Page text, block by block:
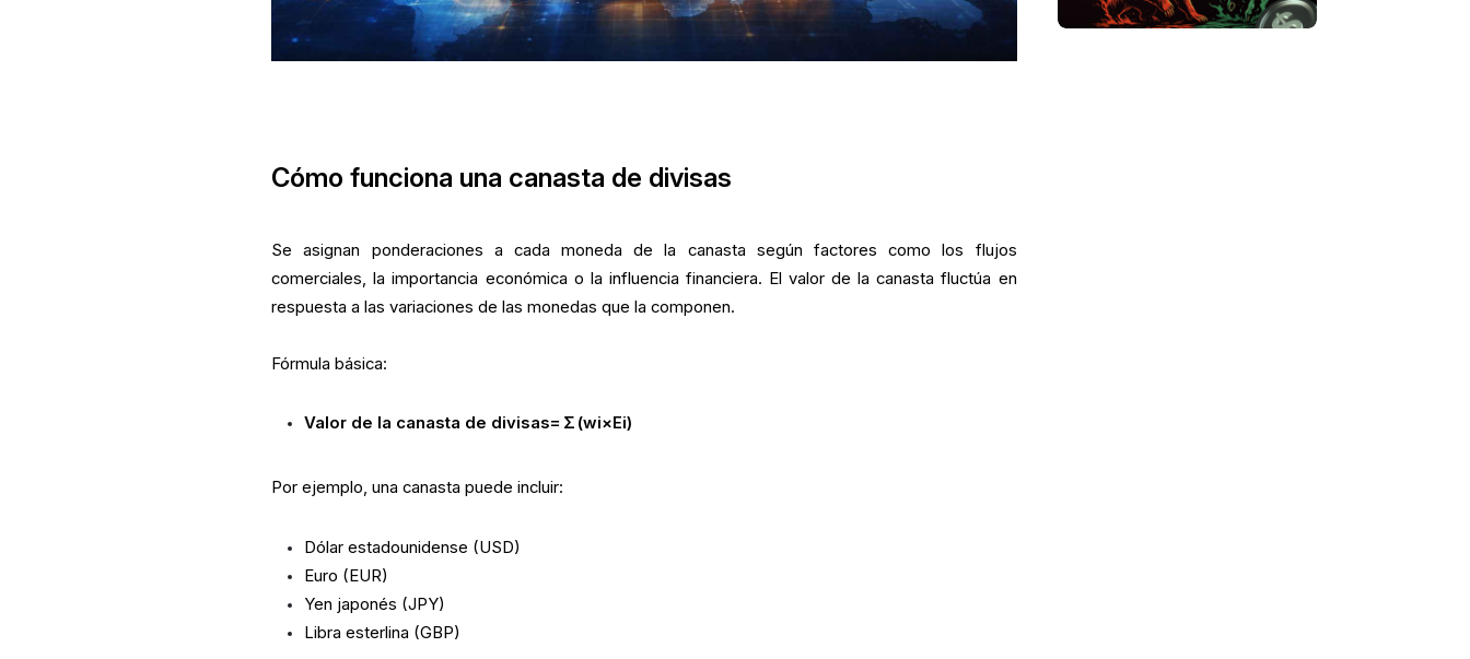
Cómo funciona una canasta de divisas
Se asignan ponderaciones a cada moneda de la canasta según factores como los flujos
comerciales, la importancia económica o la influencia financiera. El valor de la canasta fluctúa en
respuesta a las variaciones de las monedas que la componen.
Fórmula básica:
Valor de la canasta de divisas=∑(wi×Ei)
Por ejemplo, una canasta puede incluir:
Dólar estadounidense (USD)
Euro (EUR)
Yen japonés (JPY)
Libra esterlina (GBP)